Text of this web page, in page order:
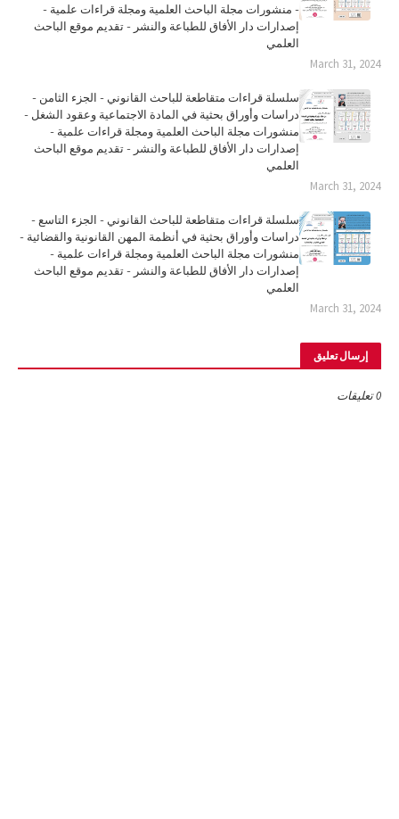
- منشورات مجلة الباحث العلمية ومجلة قراءات علمية -
إصدارات دار الأفاق للطباعة والنشر - تقديم موقع الباحث
العلمي
March 31, 2024
سلسلة قراءات متقاطعة للباحث القانوني - الجزء الثامن -
دراسات وأوراق بحثية في المادة الاجتماعية وعقود الشغل -
منشورات مجلة الباحث العلمية ومجلة قراءات علمية -
إصدارات دار الأفاق للطباعة والنشر - تقديم موقع الباحث
العلمي
March 31, 2024
سلسلة قراءات متقاطعة للباحث القانوني - الجزء التاسع -
دراسات وأوراق بحثية في أنظمة المهن القانونية والقضائية -
منشورات مجلة الباحث العلمية ومجلة قراءات علمية -
إصدارات دار الأفاق للطباعة والنشر - تقديم موقع الباحث
العلمي
March 31, 2024
إرسال تعليق
0 تعليقات